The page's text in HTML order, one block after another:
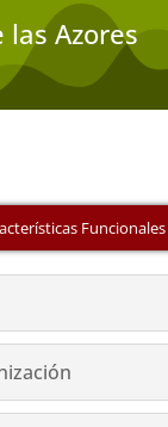
las Azores